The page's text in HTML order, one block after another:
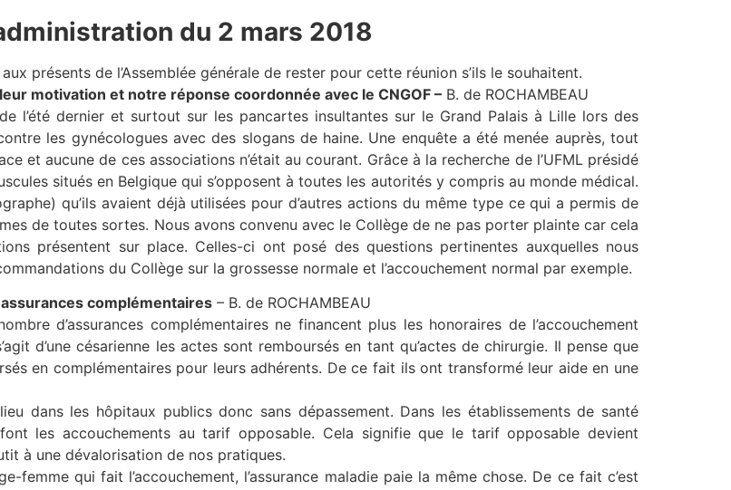
du 2 mars 2018
présents de l’Assemblée générale de rester pour cette réunion s’ils le souhaitent.
motivation et notre réponse coordonnée avec le CNGOF – B. de ROCHAMBEAU
de l’été dernier et surtout sur les pancartes insultantes sur le Grand Palais à Lille lors des
les gynécologues avec des slogans de haine. Une enquête a été menée auprès, tout
et aucune de ces associations n’était au courant. Grâce à la recherche de l’UFML présidé
situés en Belgique qui s’opposent à toutes les autorités y compris au monde médical.
qu’ils avaient déjà utilisées pour d’autres actions du même type ce qui a permis de
de toutes sortes. Nous avons convenu avec le Collège de ne pas porter plainte car cela
présentent sur place. Celles-ci ont posé des questions pertinentes auxquelles nous
du Collège sur la grossesse normale et l’accouchement normal par exemple.
complémentaires – B. de ROCHAMBEAU
d’assurances complémentaires ne financent plus les honoraires de l’accouchement
d’une césarienne les actes sont remboursés en tant qu’actes de chirurgie. Il pense que
en complémentaires pour leurs adhérents. De ce fait ils ont transformé leur aide en une
dans les hôpitaux publics donc sans dépassement. Dans les établissements de santé
les accouchements au tarif opposable. Cela signifie que le tarif opposable devient
à une dévalorisation de nos pratiques.
femme qui fait l’accouchement, l’assurance maladie paie la même chose. De ce fait c’est